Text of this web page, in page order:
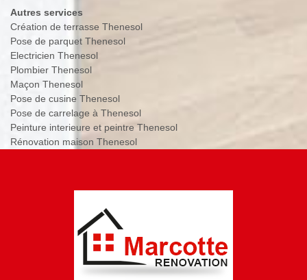
Autres services
Création de terrasse Thenesol
Pose de parquet Thenesol
Electricien Thenesol
Plombier Thenesol
Maçon Thenesol
Pose de cusine Thenesol
Pose de carrelage à Thenesol
Peinture interieure et peintre Thenesol
Rénovation maison Thenesol